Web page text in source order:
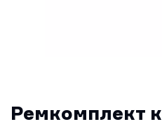
Ремкомплект